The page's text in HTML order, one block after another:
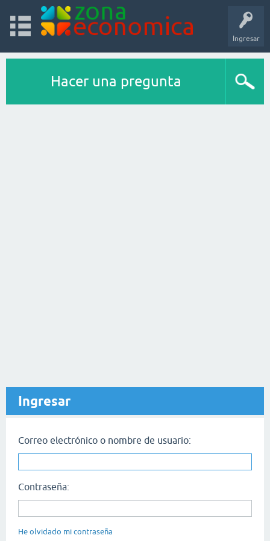
Ingresar
Hacer una pregunta
Ingresar
Correo electrónico o nombre de usuario:
Contraseña:
He olvidado mi contraseña